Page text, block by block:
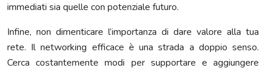
immediati sia quelle con potenziale futuro.
Infine, non dimenticare l’importanza di dare valore alla tua
rete. Il networking efficace è una strada a doppio senso.
Cerca costantemente modi per supportare e aggiungere